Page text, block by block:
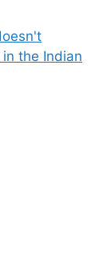
the Indian